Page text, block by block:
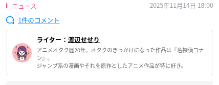
ニュース
2025年11月14日 18:00
1
ライター： 渡辺せせり
アニメオタク歴20年。オタクのきっかけになった作品は『名探偵コナ
ン』。
ジャンプ系の漫画やそれを原作としたアニメ作品が特に好き。